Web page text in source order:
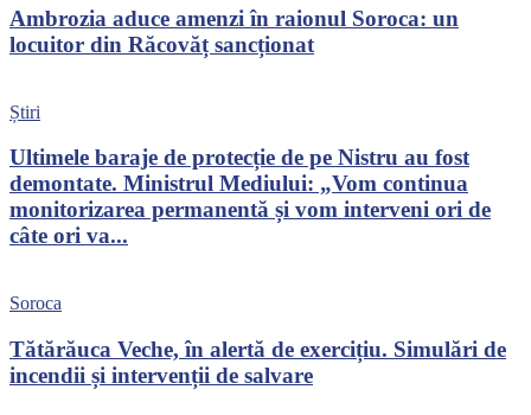
Ambrozia aduce amenzi în raionul Soroca: un
locuitor din Răcovăț sancționat
Știri
Ultimele baraje de protecție de pe Nistru au fost
demontate. Ministrul Mediului: „Vom continua
monitorizarea permanentă și vom interveni ori de
câte ori va...
Soroca
Tătărăuca Veche, în alertă de exercițiu. Simulări de
incendii și intervenții de salvare